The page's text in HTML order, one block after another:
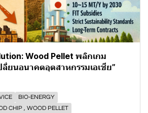
Wood Pellet พลิกเกม
ยนอนาคตอุตสาหกรรมเอเชีย”
BIO-ENERGY
CHIP , WOOD PELLET